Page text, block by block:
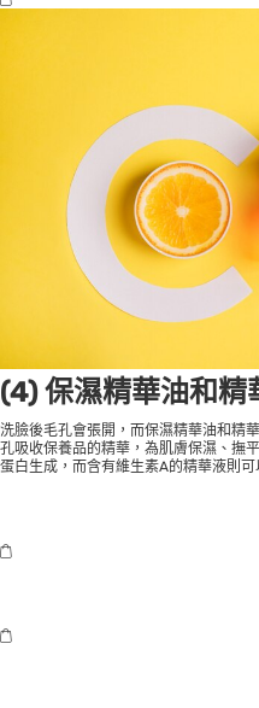
(4) 保濕精華油和精
洗臉後毛孔會張開，而保濕精華油和精
孔吸收保養品的精華，為肌膚保濕、撫
蛋白生成，而含有維生素A的精華液則可